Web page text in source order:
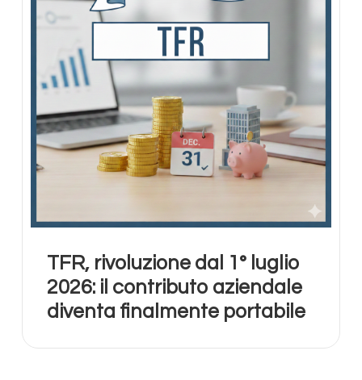
TFR, rivoluzione dal 1° luglio
2026: il contributo aziendale
diventa finalmente portabile